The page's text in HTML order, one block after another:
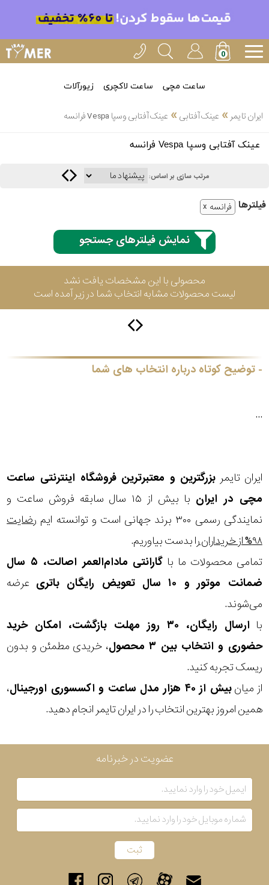
ساعت مچی ساعت لاکچری زیورآلات
ایران تایمر » عینک آفتابی» عینک آفتابی وسپا Vespa فرانسه
عینک آفتابی وسپا Vespa فرانسه
مرتب سازی بر اساس:
فیلتر‌ها فرانسه
نمایش فیلترهای جستجو
محصولی با این مشخصات یافت نشد
لیست محصولات مشابه انتخاب شما در زیر آمده است
توضیح کوتاه درباره انتخاب های شما
...
ایران تایمر بزرگترین و معتبرترین فروشگاه اینترنتی ساعت
مچی در ایران
با بیش از ۱۵ سال سابقه فروش ساعت و
نمایندگی رسمی ۳۰۰ برند جهانی است و توانسته ایم
رضایت
۹۸% از خریداران
را بدست بیاوریم.
تمامی محصولات ما با
گارانتی مادام‌العمر اصالت، ۵ سال
ضمانت موتور و ۱۰ سال تعویض رایگان باتری
عرضه
می‌شوند.
با
ارسال رایگان، ۳۰ روز مهلت بازگشت، امکان خرید
حضوری و انتخاب بین ۳ محصول
، خریدی مطمئن و بدون
ریسک تجربه کنید.
از میانبیش از ۴۰ هزار مدل ساعت و اکسسوری اورجینال
،
همین امروز بهترین انتخاب را در ایران تایمر انجام دهید.
انتخاب
بین 3
3
کنزو
گس
جنسیت
برای
فرم
سبک
رنگ
عدسی
فریم
جنس
اصالت
کشور
برند
فرانسه
عضویت در خبرنامه